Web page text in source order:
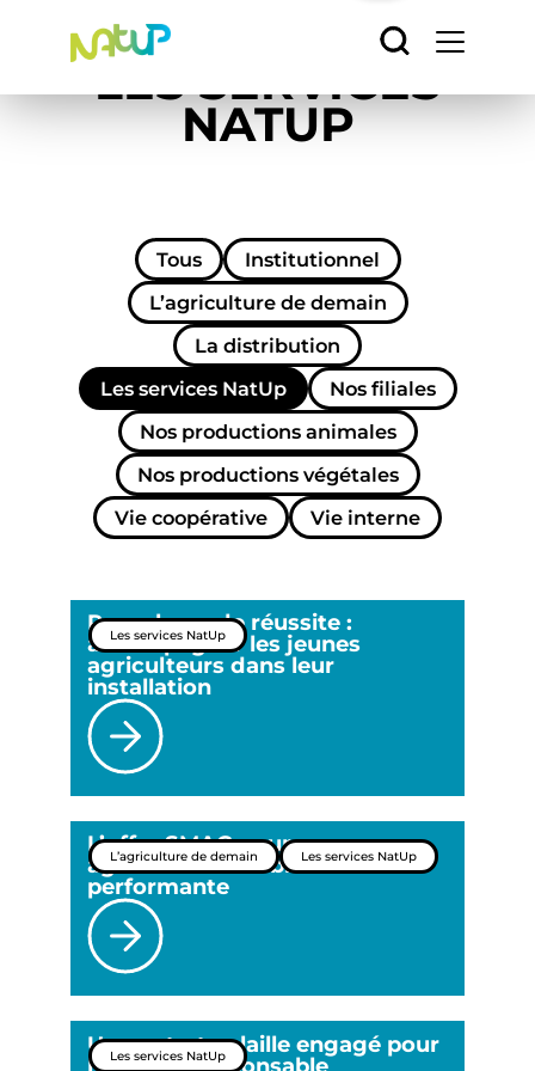
LES SERVICES
NATUP
Tous
Institutionnel
L’agriculture de demain
La distribution
Les services NatUp
Nos filiales
Nos productions animales
Nos productions végétales
Vie coopérative
Vie interne
Les services NatUp
Propulseur de réussite :
accompagner les jeunes
agriculteurs dans leur
installation
L’agriculture de demain Les services NatUp
L’offre SMAG pour une
agriculture durable et
performante
Les services NatUp
Un contrat volaille engagé pour
l’élevage responsable